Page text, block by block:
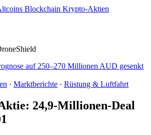
Blockchain Krypto-Aktien
auf 250–270 Millionen AUD gesenkt
· Marktberichte · Rüstung & Luftfahrt
24,9-Millionen-Deal